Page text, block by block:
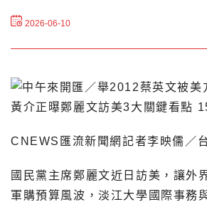
2026-06-10
CNEWS匯流新聞網記者李映儒／
國民黨主席鄭麗文近日訪美，讓外
軍購預算風波，淡江大學國際事務